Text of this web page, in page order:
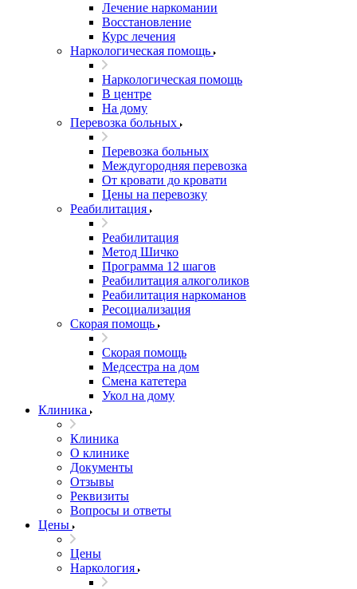
Лечение наркомании
Восстановление
Курс лечения
Наркологическая помощь
Наркологическая помощь
В центре
На дому
Перевозка больных
Перевозка больных
Междугородняя перевозка
От кровати до кровати
Цены на перевозку
Реабилитация
Реабилитация
Метод Шичко
Программа 12 шагов
Реабилитация алкоголиков
Реабилитация наркоманов
Ресоциализация
Скорая помощь
Скорая помощь
Медсестра на дом
Смена катетера
Укол на дому
Клиника
Клиника
О клинике
Документы
Отзывы
Реквизиты
Вопросы и ответы
Цены
Цены
Наркология